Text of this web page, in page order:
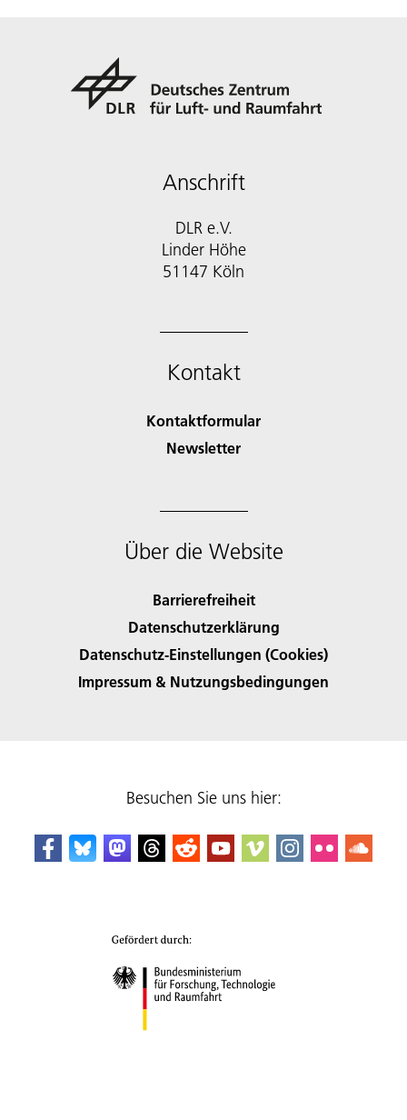
Anschrift
DLR e.V.
Linder Höhe
51147 Köln
Kontakt
Kontaktformular
Newsletter
Über die Website
Barrierefreiheit
Datenschutzerklärung
Datenschutz-Einstellungen (Cookies)
Impressum & Nutzungsbedingungen
Besuchen Sie uns hier: